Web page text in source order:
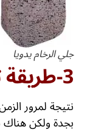
جلي الرخام يدويا
3-طريقة تلميع وجلي الرخام يدويا:
نتيجة لمرور
بجدة ولكن